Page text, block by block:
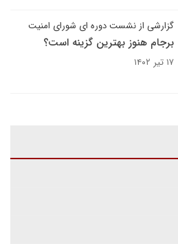
گزارشی از نشست دوره ای شورای امنیت
برجام هنوز بهترین گزینه است؟
۱۷ تیر ۱۴۰۲